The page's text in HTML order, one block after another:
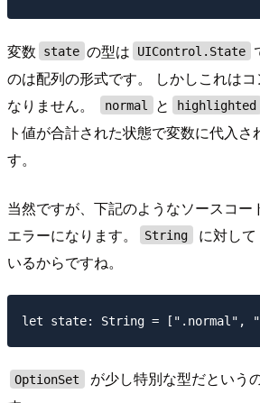
変数 state の型は UIControl.State
のは配列の形式です。 しかしこれは
なりません。
normal と highlighted
ト値が合計された状態で変数に代入
す。
当然ですが、下記のようなソースコー
エラーになります。
String に対して
いるからですね。
OptionSet
が少し特別な型だという